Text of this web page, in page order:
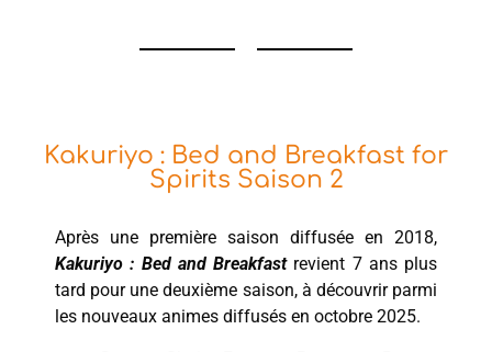
Kakuriyo : Bed and Breakfast for
Spirits Saison 2
Après une première saison diffusée en 2018,
Kakuriyo : Bed and Breakfast revient 7 ans plus
tard pour une deuxième saison, à découvrir parmi
les nouveaux animes diffusés en octobre 2025.